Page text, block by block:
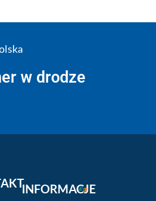
w drodze
INFORMACJE